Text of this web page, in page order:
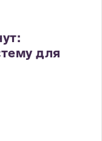
для